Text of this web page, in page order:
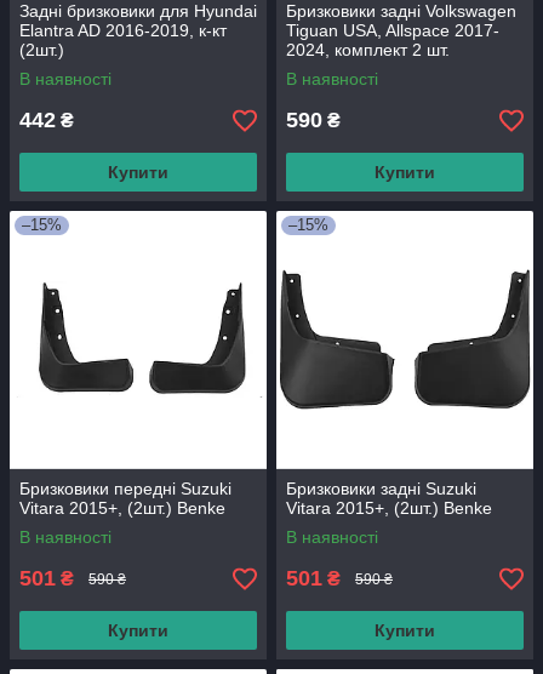
Задні бризковики для Hyundai
Elantra AD 2016-2019, к-кт
(2шт.)
В наявності
442 ₴
Купити
Бризковики задні Volkswagen
Tiguan USA, Allspace 2017-
2024, комплект 2 шт.
В наявності
590 ₴
Купити
–15%
Бризковики передні Suzuki
Vitara 2015+, (2шт.) Benke
В наявності
501 ₴ 590 ₴
Купити
–15%
Бризковики задні Suzuki
Vitara 2015+, (2шт.) Benke
В наявності
501 ₴ 590 ₴
Купити